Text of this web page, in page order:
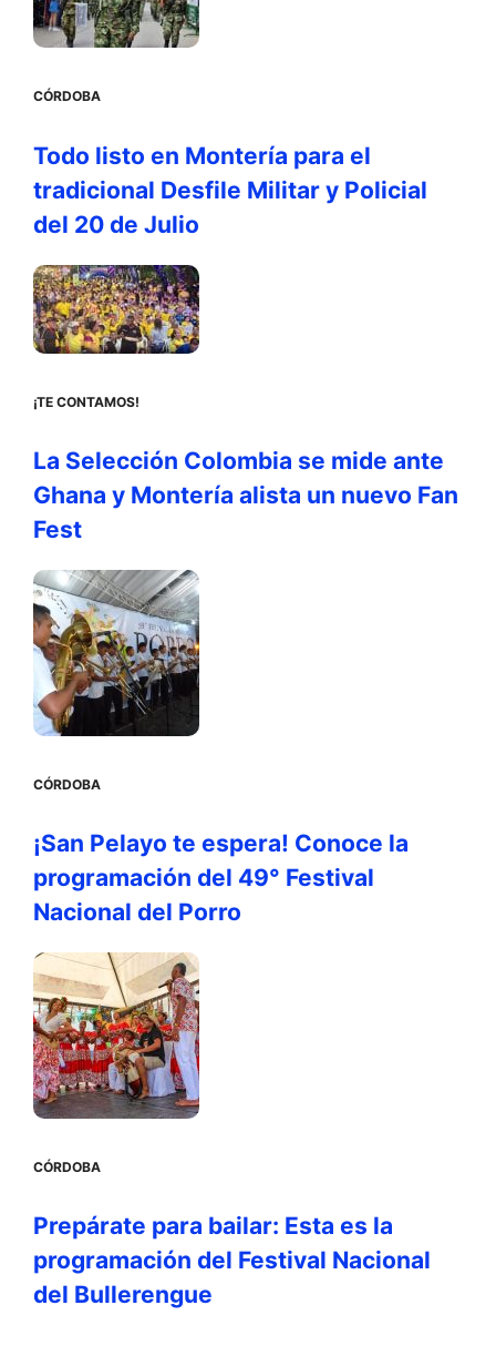
CÓRDOBA
Todo listo en Montería para el
tradicional Desfile Militar y Policial
del 20 de Julio
¡TE CONTAMOS!
La Selección Colombia se mide ante
Ghana y Montería alista un nuevo Fan
Fest
CÓRDOBA
¡San Pelayo te espera! Conoce la
programación del 49° Festival
Nacional del Porro
CÓRDOBA
Prepárate para bailar: Esta es la
programación del Festival Nacional
del Bullerengue